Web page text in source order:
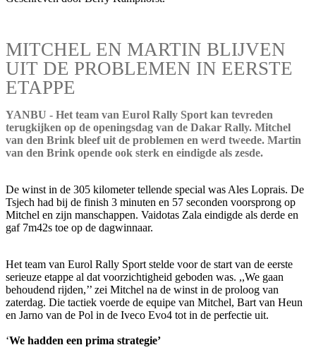
MITCHEL EN MARTIN BLIJVEN
UIT DE PROBLEMEN IN EERSTE
ETAPPE
YANBU - Het team van Eurol Rally Sport kan tevreden
terugkijken op de openingsdag van de Dakar Rally. Mitchel
van den Brink bleef uit de problemen en werd tweede. Martin
van den Brink opende ook sterk en eindigde als zesde.
De winst in de 305 kilometer tellende special was Ales Loprais. De
Tsjech had bij de finish 3 minuten en 57 seconden voorsprong op
Mitchel en zijn manschappen. Vaidotas Zala eindigde als derde en
gaf 7m42s toe op de dagwinnaar.
Het team van Eurol Rally Sport stelde voor de start van de eerste
serieuze etappe al dat voorzichtigheid geboden was. ,,We gaan
behoudend rijden,’’ zei Mitchel na de winst in de proloog van
zaterdag. Die tactiek voerde de equipe van Mitchel, Bart van Heun
en Jarno van de Pol in de Iveco Evo4 tot in de perfectie uit.
‘We hadden een prima strategie’